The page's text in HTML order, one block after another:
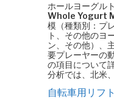
ホールヨーグル
Whole Yogurt
模（種類別：プ
ト、その他のヨ
ン、その他）、
要プレーヤーの
の項目について
分析では、北米
自転車用リフ